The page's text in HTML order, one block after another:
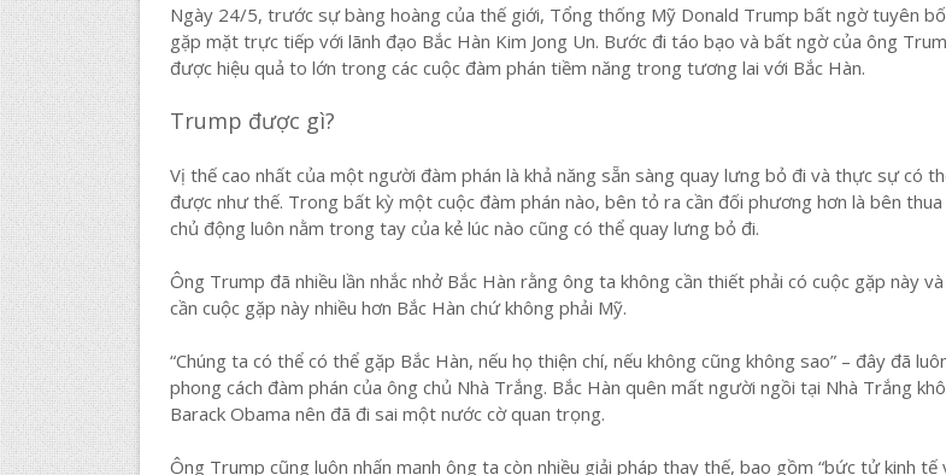
Ngày 24/5, trước sự bàng hoàng của thế giới, Tổng thống Mỹ Donald Trump bất ngờ tuyên
gặp mặt trực tiếp với lãnh đạo Bắc Hàn Kim Jong Un. Bước đi táo bạo và bất ngờ của ông
được hiệu quả to lớn trong các cuộc đàm phán tiềm năng trong tương lai với Bắc Hàn.
Trump được gì?
Vị thế cao nhất của một người đàm phán là khả năng sẵn sàng quay lưng bỏ đi và thực sự có
được như thế. Trong bất kỳ một cuộc đàm phán nào, bên tỏ ra cần đối phương hơn là bên thua
chủ động luôn nằm trong tay của kẻ lúc nào cũng có thể quay lưng bỏ đi.
Ông Trump đã nhiều lần nhắc nhở Bắc Hàn rằng ông ta không cần thiết phải có cuộc gặp này
cần cuộc gặp này nhiều hơn Bắc Hàn chứ không phải Mỹ.
“Chúng ta có thể có thể gặp Bắc Hàn, nếu họ thiện chí, nếu không cũng không sao” – đây đã
phong cách đàm phán của ông chủ Nhà Trắng. Bắc Hàn quên mất người ngồi tại Nhà Trắng
Barack Obama nên đã đi sai một nước cờ quan trọng.
Ông Trump cũng luôn nhấn mạnh ông ta còn nhiều giải pháp thay thế, bao gồm “bức tử kinh tế